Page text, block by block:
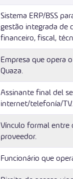
Sistema ERP/BSS
gestão integrada de
financeiro, fiscal,
Empresa que opera
Quaza.
Assinante final del
internet/telefonía/TV.
Vínculo formal entre
proveedor.
Funcionário que